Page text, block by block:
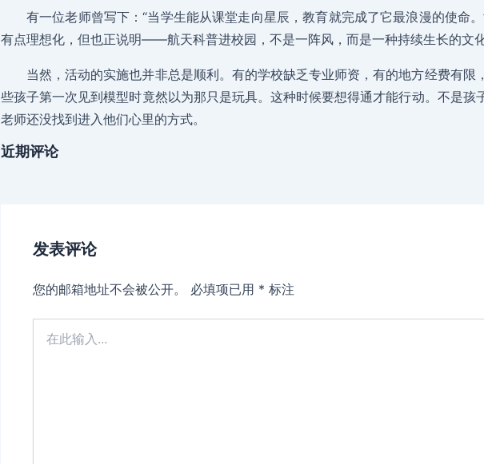
有一位老师曾写下：“当学生能从课堂走向星辰，教育就完成了它最浪漫的使命
有点理想化，但也正说明——航天科普进校园，不是一阵风，而是一种持续生长的文化
当然，活动的实施也并非总是顺利。有的学校缺乏专业师资，有的地方经费有限
些孩子第一次见到模型时竟然以为那只是玩具。这种时候要想得通才能行动。不是孩
老师还没找到进入他们心里的方式。
近期评论
发表评论
您的邮箱地址不会被公开。 必填项已用 * 标注